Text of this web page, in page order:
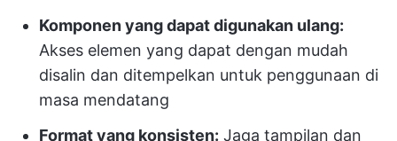
Komponen yang dapat digunakan ulang:
Akses elemen yang dapat dengan mudah
disalin dan ditempelkan untuk penggunaan di
masa mendatang
Format yang konsisten: Jaga tampilan dan